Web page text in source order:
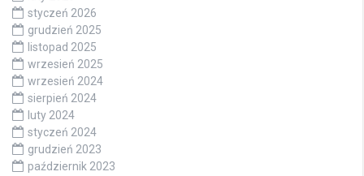
styczeń 2026
grudzień 2025
listopad 2025
wrzesień 2025
wrzesień 2024
sierpień 2024
luty 2024
styczeń 2024
grudzień 2023
październik 2023